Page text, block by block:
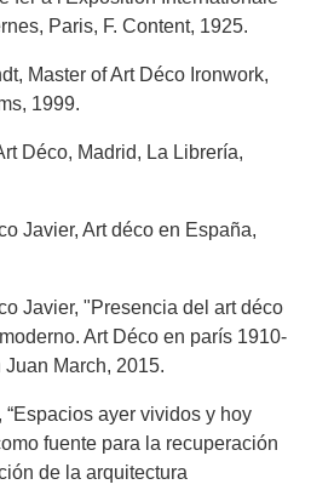
Paris, F. Content, 1925.
Master of Art Déco Ironwork,
1999.
Déco, Madrid, La Librería,
Javier, Art déco en España,
Javier, "Presencia del art déco
Art Déco en parís 1910-
March, 2015.
ayer vividos y hoy
fuente para la recuperación
de la arquitectura